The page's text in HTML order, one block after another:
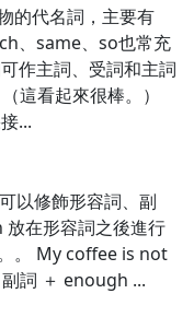
的代名詞，主要有
、same、so也常充
作主詞、受詞和主詞
這看起來很棒。）
...
以修飾形容詞、副
在形容詞之後進行
。 My coffee is not
詞 ＋ enough ...